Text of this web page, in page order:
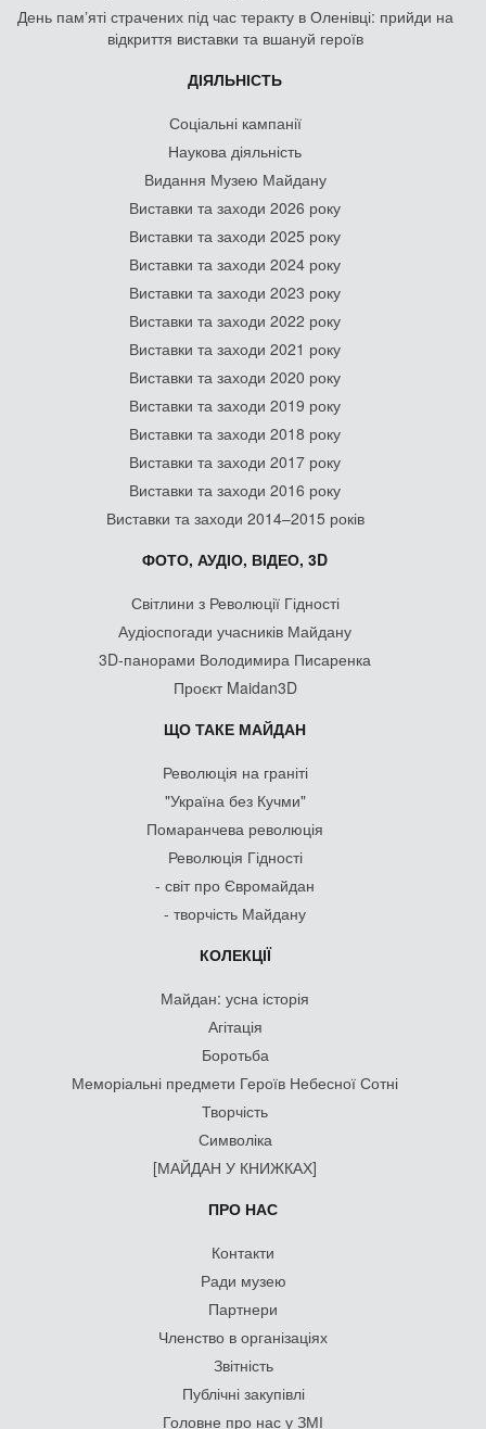
День памʼяті страчених під час теракту в Оленівці: прийди на
відкриття виставки та вшануй героїв
ДІЯЛЬНІСТЬ
Соціальні кампанії
Наукова діяльність
Видання Музею Майдану
Виставки та заходи 2026 року
Виставки та заходи 2025 року
Виставки та заходи 2024 року
Виставки та заходи 2023 року
Виставки та заходи 2022 року
Виставки та заходи 2021 року
Виставки та заходи 2020 року
Виставки та заходи 2019 року
Виставки та заходи 2018 року
Виставки та заходи 2017 року
Виставки та заходи 2016 року
Виставки та заходи 2014–2015 років
ФОТО, АУДІО, ВІДЕО, 3D
Світлини з Революції Гідності
Аудіоспогади учасників Майдану
3D-панорами Володимира Писаренка
Проєкт Maidan3D
ЩО ТАКЕ МАЙДАН
Революція на граніті
"Україна без Кучми"
Помаранчева революція
Революція Гідності
- світ про Євромайдан
- творчість Майдану
КОЛЕКЦІЇ
Майдан: усна історія
Агітація
Боротьба
Меморіальні предмети Героїв Небесної Сотні
Творчість
Символіка
[МАЙДАН У КНИЖКАХ]
ПРО НАС
Контакти
Ради музею
Партнери
Членство в організаціях
Звітність
Публічні закупівлі
Головне про нас у ЗМІ